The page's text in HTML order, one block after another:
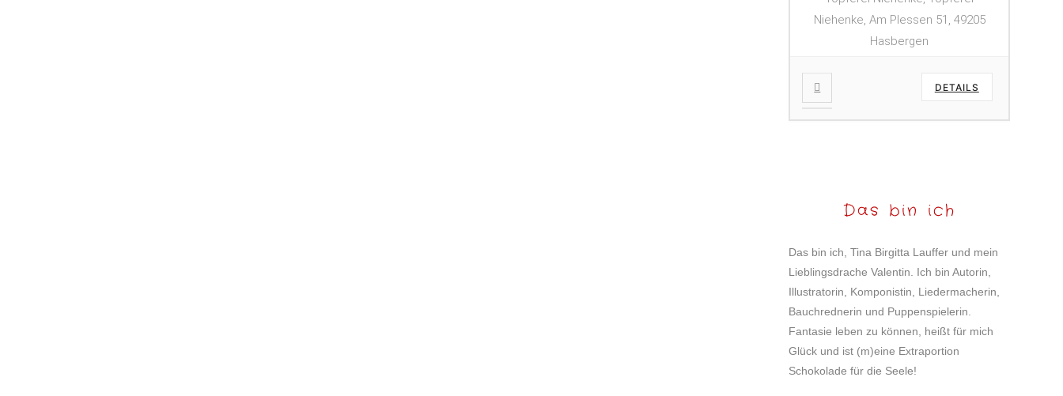
Niehenke, Am Plessen 51, 49205
Hasbergen
DETAILS
Das bin ich
Das bin ich, Tina Birgitta Lauffer und mein
Lieblingsdrache Valentin. Ich bin Autorin,
Illustratorin, Komponistin, Liedermacherin,
Bauchrednerin und Puppenspielerin.
Fantasie leben zu können, heißt für mich
Glück und ist (m)eine Extraportion
Schokolade für die Seele!